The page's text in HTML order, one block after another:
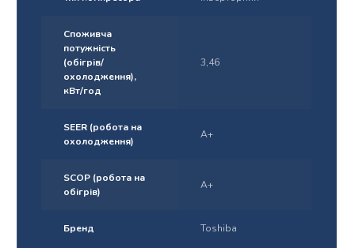
Споживча
потужність
(обігрів/
охолодження),
кВт/год
3,46
SEER (робота на
охолодження)
A+
SCOP (робота на
обігрів)
A+
Бренд Toshiba